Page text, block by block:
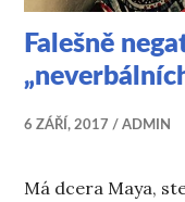
Falešně
6 ZÁŘÍ, 2017 ADMIN
Má dcera Maya,